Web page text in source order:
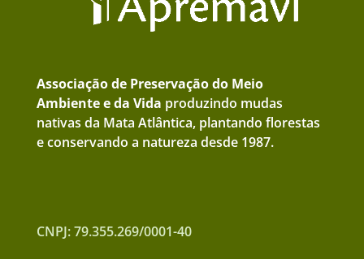
Associação de Preservação do Meio
Ambiente e da Vida produzindo mudas
nativas da Mata Atlântica, plantando florestas
e conservando a natureza desde 1987.
CNPJ: 79.355.269/0001-40